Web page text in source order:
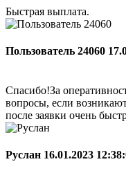
Быстрая выплата.
Пользователь 24060
Спасибо!За
вопросы, если
после заявки очень
Руслан 16.01.2023